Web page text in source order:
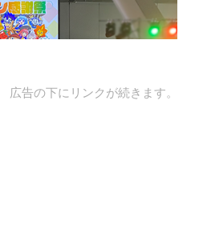
広告の下にリンクが続きます。